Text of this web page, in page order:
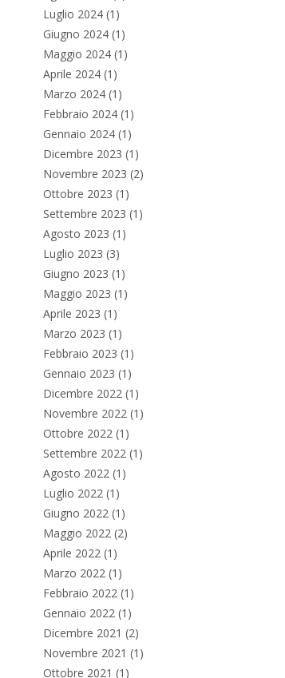
Luglio 2024 (1)
Giugno 2024 (1)
Maggio 2024 (1)
Aprile 2024 (1)
Marzo 2024 (1)
Febbraio 2024 (1)
Gennaio 2024 (1)
Dicembre 2023 (1)
Novembre 2023 (2)
Ottobre 2023 (1)
Settembre 2023 (1)
Agosto 2023 (1)
Luglio 2023 (3)
Giugno 2023 (1)
Maggio 2023 (1)
Aprile 2023 (1)
Marzo 2023 (1)
Febbraio 2023 (1)
Gennaio 2023 (1)
Dicembre 2022 (1)
Novembre 2022 (1)
Ottobre 2022 (1)
Settembre 2022 (1)
Agosto 2022 (1)
Luglio 2022 (1)
Giugno 2022 (1)
Maggio 2022 (2)
Aprile 2022 (1)
Marzo 2022 (1)
Febbraio 2022 (1)
Gennaio 2022 (1)
Dicembre 2021 (2)
Novembre 2021 (1)
Ottobre 2021 (1)